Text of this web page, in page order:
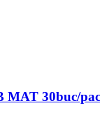
30buc/